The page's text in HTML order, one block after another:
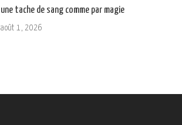
une tache de sang comme par magie
août 1, 2026